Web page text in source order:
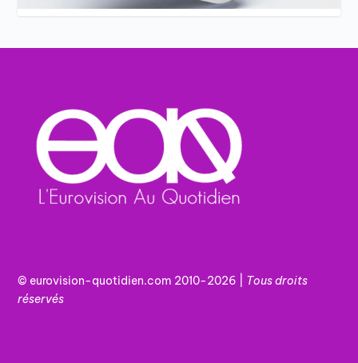
© eurovision-quotidien.com 2010-2026 | Tousdroits
réservés